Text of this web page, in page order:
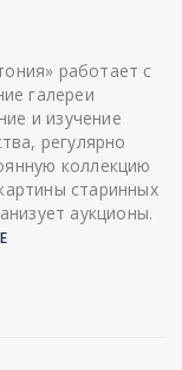
работает с
галереи
и изучение
регулярно
коллекцию
старинных
аукционы.